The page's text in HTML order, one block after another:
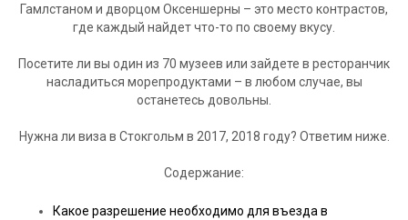
Гамлстаном и дворцом Оксеншерны – это место контрастов,
где каждый найдет что-то по своему вкусу.
Посетите ли вы один из 70 музеев или зайдете в ресторанчик
насладиться морепродуктами – в любом случае, вы
останетесь довольны.
Нужна ли виза в Стокгольм в 2017, 2018 году? Ответим ниже.
Содержание:
Какое разрешение необходимо для въезда в